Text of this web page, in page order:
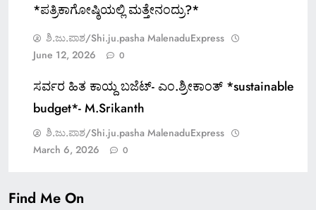
*ಪತ್ರಿಕಾಗೋಷ್ಠಿಯಲ್ಲಿ ಮತ್ತೇನಂದ್ರು?*
ಶಿ.ಜು.ಪಾಶ/Shi.ju.pasha MalenaduExpress
June 12, 2026
0
ಸರ್ವರ ಹಿತ ಕಾಯ್ದ ಬಜೆಟ್- ಎಂ.ಶ್ರೀಕಾಂತ್ *sustainable
budget*- M.Srikanth
ಶಿ.ಜು.ಪಾಶ/Shi.ju.pasha MalenaduExpress
March 6, 2026
0
Find Me On